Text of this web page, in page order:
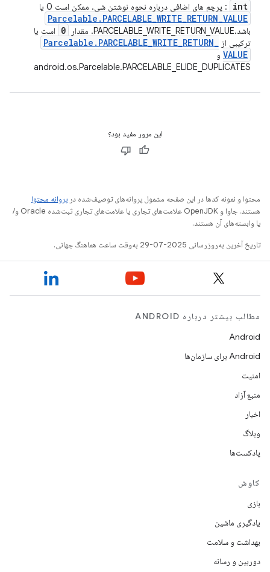
int : پرچم های اضافی درباره نحوه نوشتن شی. ممکن است 0 یا
Parcelable . PARCELABLE_WRITE_RETURN_VALUE
باشد.PARCELABLE_WRITE_RETURN_VALUE. مقدار 0
است یا
ترکیبی از
Parcelable . PARCELABLE_WRITE_RETURN_
VALUE و
android.os.Parcelable.PARCELABLE_ELIDE_DUPLICATES
این مرور مفید بود؟
محتوا و نمونه کدها در این صفحه مشمول پروانه‌های توصیف‌شده در پروانه محتوا
هستند. جاوا و OpenJDK علامت‌های تجاری یا علامت‌های تجاری ثبت‌شده Oracle و/
یا وابسته‌های آن هستند.
تاریخ آخرین به‌روزرسانی 2025-07-29 به‌وقت ساعت هماهنگ جهانی.
مطالب بیشتر درباره ANDROID
Android
Android برای سازمان‌ها
امنیت
منبع آزاد
اخبار
وبلاگ
پادکست‌ها
کاوش
بازی
یادگیری ماشین
بهداشت و سلامت
دوربین و رسانه